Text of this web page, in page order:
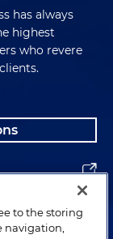
has always
highest
who revere
to the storing
navigation,